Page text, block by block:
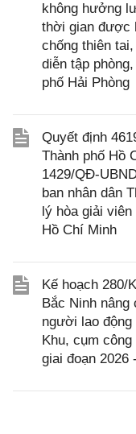
không hưởng
thời gian được
chống thiên
diễn tập
phố Hải Phòng
Quyết định
Thành phố Hồ
1429/QĐ-
ban nhân dân
lý hòa giải viên
Hồ Chí Minh
Kế hoạch 280/
Bắc Ninh
người lao
Khu, cụm
giai đoạn 2026